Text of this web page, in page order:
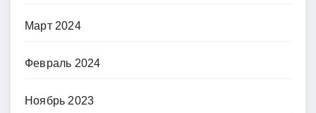
Март 2024
Февраль 2024
Ноябрь 2023